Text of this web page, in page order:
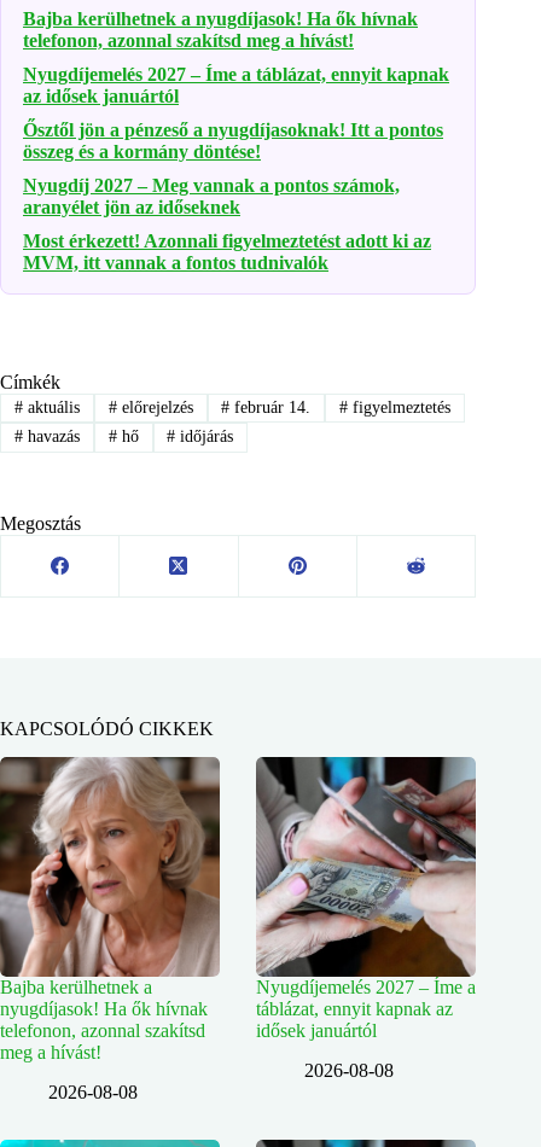
Bajba kerülhetnek a nyugdíjasok! Ha ők hívnak
telefonon, azonnal szakítsd meg a hívást!
Nyugdíjemelés 2027 – Íme a táblázat, ennyit kapnak
az idősek januártól
Ősztől jön a pénzeső a nyugdíjasoknak! Itt a pontos
összeg és a kormány döntése!
Nyugdíj 2027 – Meg vannak a pontos számok,
aranyélet jön az időseknek
Most érkezett! Azonnali figyelmeztetést adott ki az
MVM, itt vannak a fontos tudnivalók
Címkék
#aktuális #előrejelzés # február 14. # figyelmeztetés
#havazás #hő # időjárás
Megosztás
KAPCSOLÓDÓ CIKKEK
Bajba kerülhetnek a
nyugdíjasok! Ha ők hívnak
telefonon, azonnal szakítsd
meg a hívást!
2026-08-08
Nyugdíjemelés 2027 – Íme a
táblázat, ennyit kapnak az
idősek januártól
2026-08-08